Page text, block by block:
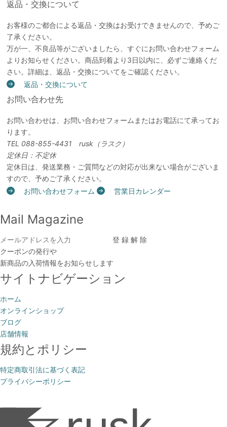
返品・交換について
お客様のご都合による返品・交換はお受けできませんので、予めご
了承ください。
万が一、不良品等がございましたら、すぐにお問い合わせフォーム
よりお知らせください。商品到着より3日以内に、必ずご連絡くだ
さい。詳細は、返品・交換についてをご確認ください。
返品・交換について
お問い合わせ先
お問い合わせは、お問い合わせフォームまたはお電話にて承ってお
ります。
TEL 088-855-4431 rusk（ラスク）
定休日：不定休
定休日は、発送業務・ご質問などの対応が出来ない場合がございま
すので、予めご了承ください。
お問い合わせフォーム
営業日カレンダー
Mail Magazine
クーポンの発行や
新商品の入荷情報をお知らせします
サイトナビゲーション
ホーム
オンラインショップ
ブログ
店舗情報
規約とポリシー
特定商取引法に基づく表記
プライバシーポリシー